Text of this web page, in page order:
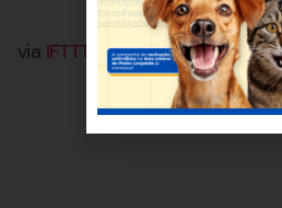
via IFTTT